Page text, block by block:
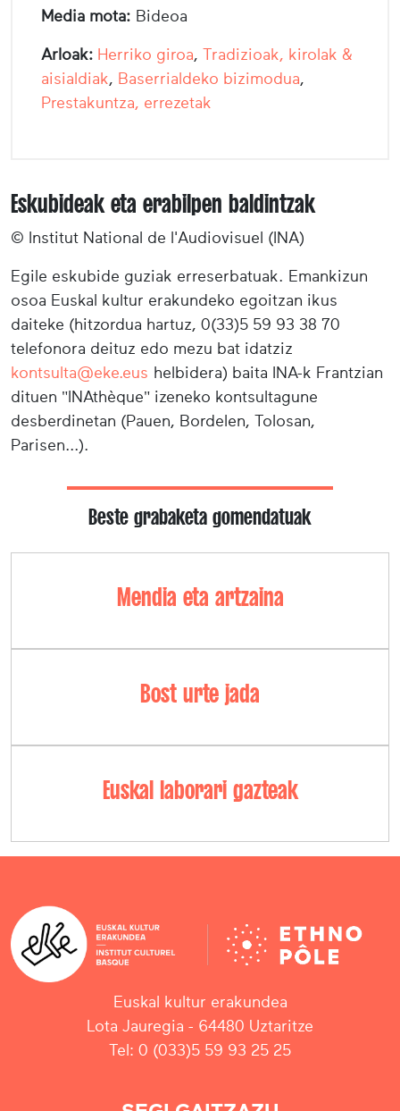
Media mota: Bideoa
Arloak: Herriko giroa, Tradizioak, kirolak &
aisialdiak, Baserrialdeko bizimodua,
Prestakuntza, errezetak
Eskubideak eta erabilpen baldintzak
© Institut National de l'Audiovisuel (INA)
Egile eskubide guziak erreserbatuak. Emankizun
osoa Euskal kultur erakundeko egoitzan ikus
daiteke (hitzordua hartuz, 0(33)5 59 93 38 70
telefonora deituz edo mezu bat idatziz
kontsulta@eke.eus helbidera) baita INA-k Frantzian
dituen "INAthèque" izeneko kontsultagune
desberdinetan (Pauen, Bordelen, Tolosan,
Parisen...).
Beste grabaketa gomendatuak
Mendia eta artzaina
Bost urte jada
Euskal laborari gazteak
Euskal kultur erakundea
Lota Jauregia - 64480 Uztaritze
Tel: 0 (033)5 59 93 25 25